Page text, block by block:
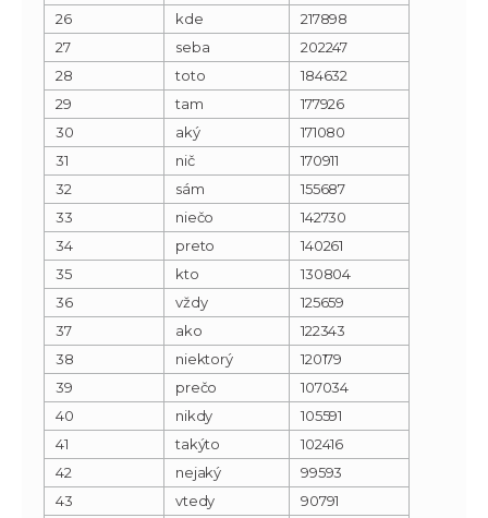
26
kde
217898
27
seba
202247
28
toto
184632
29
tam
177926
30
aký
171080
31
nič
170911
32
sám
155687
33
niečo
142730
34
preto
140261
35
kto
130804
36
vždy
125659
37
ako
122343
38
niektorý
120179
39
prečo
107034
40
nikdy
105591
41
takýto
102416
42
nejaký
99593
43
vtedy
90791